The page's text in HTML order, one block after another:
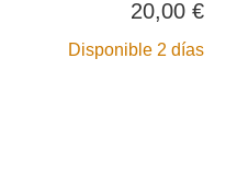
20,00 €
Disponible 2 días